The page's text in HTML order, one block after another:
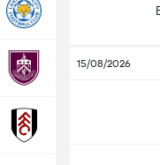
15/08/2026